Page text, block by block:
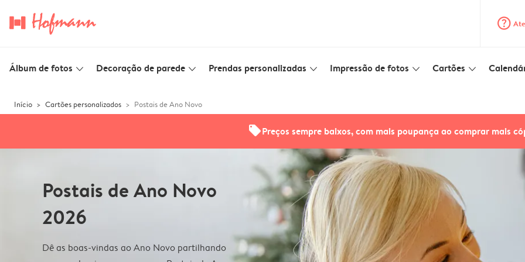
question_mark_circle
Álbum de fotos slim_arrow_down Decoração de parede slim_arrow_down Prendas personalizadas slim_arrow_down Impressão de fotos slim_arrow_down Cartões slim_arrow_down
Início Cartões personalizados Postais de Ano Novo
offersPreços sempre baixos, com mais poupança ao comprar mais
Postais de Ano Novo
2026
Dê as boas-vindas ao Ano Novo partilhando